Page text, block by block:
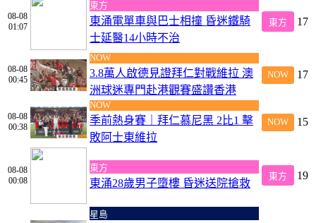
08-08
01:07
東方
東涌電單車與巴士相撞 昏迷鐵騎
士延醫14小時不治
東方 17
08-08
00:45
NOW
3.8萬人啟德見證拜仁對戰維拉 澳
洲球迷專門赴港觀賽盛讚香港
NOW 17
08-08
00:38
NOW
季前熱身賽｜拜仁慕尼黑 2比1 擊
敗阿士東維拉
NOW 15
08-08
00:08
東方
東涌28歲男子墮樓 昏迷送院搶救
東方 19
星島